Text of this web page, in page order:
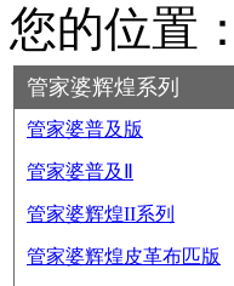
您的位置：
管家婆辉煌系列
管家婆普及版
管家婆普及Ⅱ
管家婆辉煌II系列
管家婆辉煌皮革布匹版